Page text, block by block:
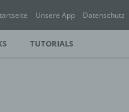
Unsere App Datenschutz
TUTORIALS